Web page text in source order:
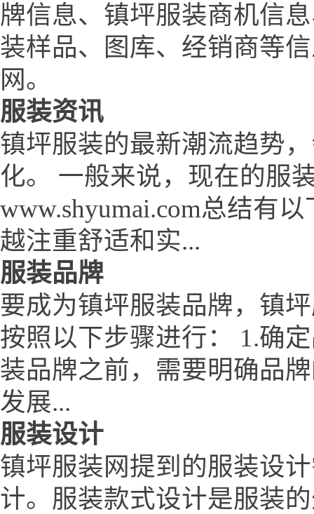
牌信息、镇坪服装商机信
装样品、图库、经销商等
网。
服装资讯
镇坪服装的最新潮流趋势
化。 一般来说，现在的服
www.shyumai.com总结有
越注重舒适和实...
服装品牌
要成为镇坪服装品牌，镇
按照以下步骤进行： 1.确
装品牌之前，需要明确品
发展...
服装设计
镇坪服装网提到的服装设
计。服装款式设计是服装